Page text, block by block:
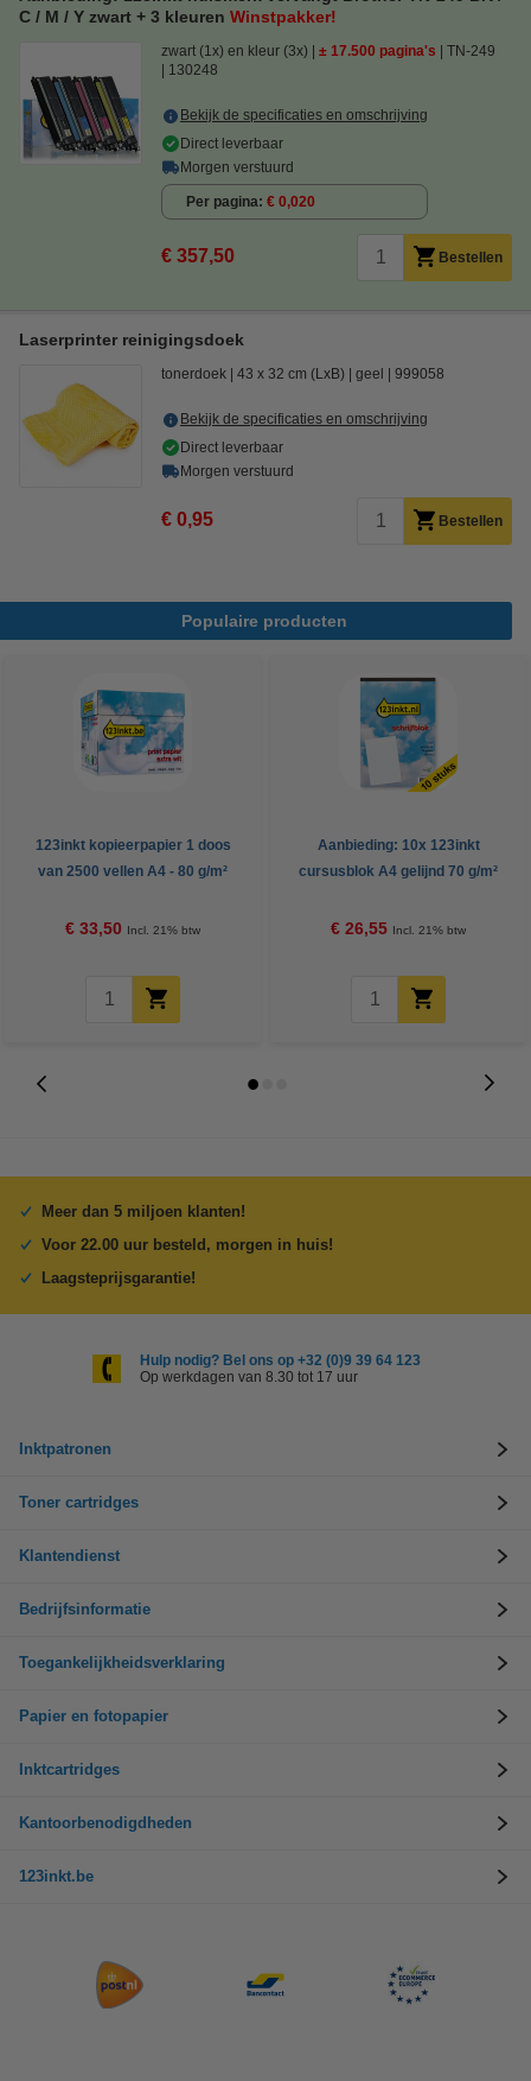
C / M / Y zwart + 3 kleuren Winstpakker!
zwart (1x) en kleur (3x) ± 17.500 pagina's
TN-249
130248
Bekijk de specificaties en omschrijving
Direct leverbaar
Morgen verstuurd
Per pagina € 0,020
€ 357,50 Bestellen
Laserprinter reinigingsdoek
tonerdoek 43 x 32 cm (LxB) geel 999058
Bekijk de specificaties en omschrijving
Direct leverbaar
Morgen verstuurd
€ 0,95 Bestellen
Populaire producten
123inkt kopieerpapier 1 doos
van 2500 vellen A4 - 80 g/m²
€ 33,50 Incl. 21% btw
Aanbieding: 10x 123inkt
cursusblok A4 gelijnd 70 g/m²
€ 26,55 Incl. 21% btw
Meer dan 5 miljoen klanten!
Voor 22.00 uur besteld, morgen in huis!
Laagsteprijsgarantie!
Hulp nodig? Bel ons op +32 (0)9 39 64 123
Op werkdagen van 8.30 tot 17 uur
Inktpatronen
Toner cartridges
Klantendienst
Bedrijfsinformatie
Toegankelijkheidsverklaring
Papier en fotopapier
Inktcartridges
Kantoorbenodigdheden
123inkt.be